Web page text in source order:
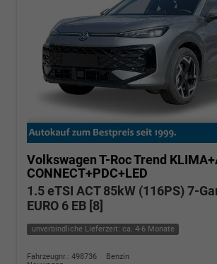
Volkswagen T-RocTrend
CONNECT+PDC+LED
1.5 eTSI ACT 85kW (116PS) 7-
EURO 6 EB [8]
unverbindliche Lieferzeit: ca. 4-6 Monate
Fahrzeugnr.: 498736
Benzin